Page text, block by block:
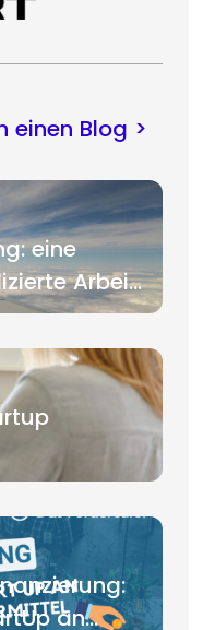
einen Blog >
eine
Arbeit
an